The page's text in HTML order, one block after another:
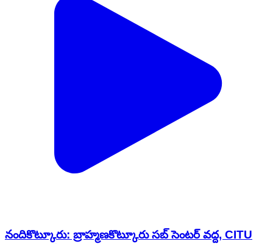
నందికొట్కూరు: బ్రాహ్మణకొట్కూరు సబ్ సెంటర్ వద్ద, CITU